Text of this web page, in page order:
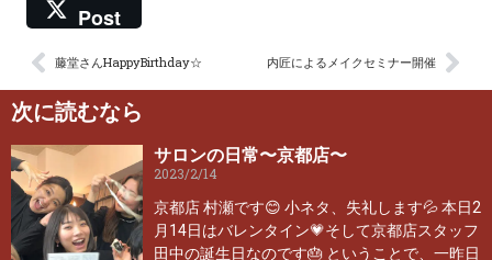
Post
藤堂さんHappyBirthday☆ 内匠によるメイクセミナー開催
次に読むなら
サロンの日常〜京都店〜
2023/2/14
京都店 村瀬です😊 小ネタ、失礼します💦 本日2
月14日はバレンタイン💗そして京都店スタッフ
田中の誕生日なのです🎂 ということで、一昨日